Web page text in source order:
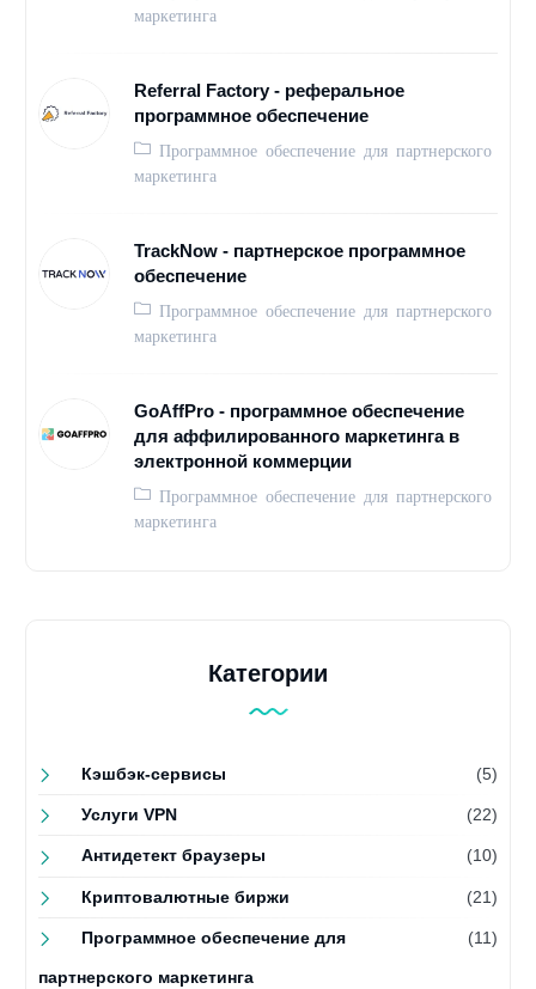
маркетинга
Referral Factory - реферальное
программное обеспечение
Программное обеспечение для партнерского
маркетинга
TrackNow - партнерское программное
обеспечение
Программное обеспечение для партнерского
маркетинга
GoAffPro - программное обеспечение
для аффилированного маркетинга в
электронной коммерции
Программное обеспечение для партнерского
маркетинга
Категории
Кэшбэк-сервисы (5)
Услуги VPN (22)
Антидетект браузеры (10)
Криптовалютные биржи (21)
Программное обеспечение для
партнерского маркетинга
(11)